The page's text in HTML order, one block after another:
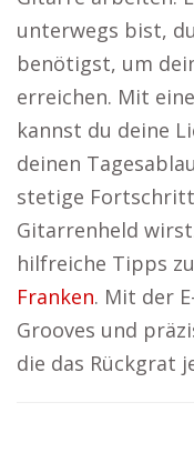
unterwegs bist,
benötigst, um
erreichen. Mit
kannst du deine
deinen
stetige
Gitarrenheld
hilfreiche Tipps
Franken. Mit der
Grooves und
die das Rückgrat